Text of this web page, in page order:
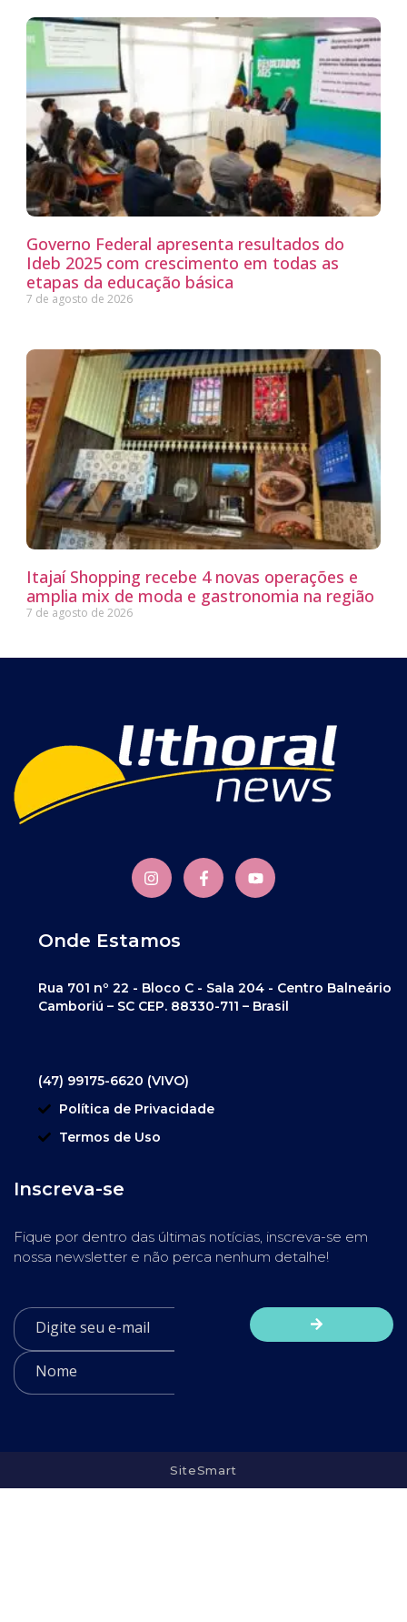
Governo Federal apresenta resultados do
Ideb 2025 com crescimento em todas as
etapas da educação básica
7 de agosto de 2026
Itajaí Shopping recebe 4 novas operações e
amplia mix de moda e gastronomia na região
7 de agosto de 2026
Onde Estamos
Rua 701 nº 22 - Bloco C - Sala 204 - Centro Balneário
Camboriú – SC CEP. 88330-711 – Brasil
(47) 99175-6620 (VIVO)
Política de Privacidade
Termos de Uso
Inscreva-se
Fique por dentro das últimas notícias, inscreva-se em
nossa newsletter e não perca nenhum detalhe!
SiteSmart